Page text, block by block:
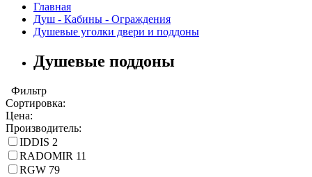
Главная
Душ - Кабины - Ограждения
Душевые уголки двери и поддоны
Душевые поддоны
Фильтр
Сортировка:
Цена:
Производитель:
IDDIS 2
RADOMIR 11
RGW 79